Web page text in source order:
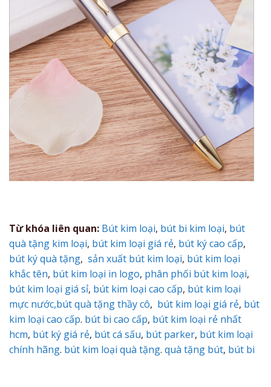
Từ khóa liên quan: Bút kim loại, bút bi kim loại, bút
quà tặng kim loại, bút kim loại giá rẻ, bút ký cao cấp,
bút ký quà tặng, sản xuất bút kim loại, bút kim loại
khắc tên, bút kim loại in logo, phân phối bút kim loại,
bút kim loại giá sỉ, bút kim loại cao cấp, bút kim loại
mực nước,bút quà tặng thầy cô, bút kim loại giá rẻ, bút
kim loại cao cấp. bút bi cao cấp, bút kim loại rẻ nhất
hcm, bút ký giá rẻ, bút cá sấu, bút parker, bút kim loại
chính hãng. bút kim loại quà tặng. quà tặng bút, bút bi